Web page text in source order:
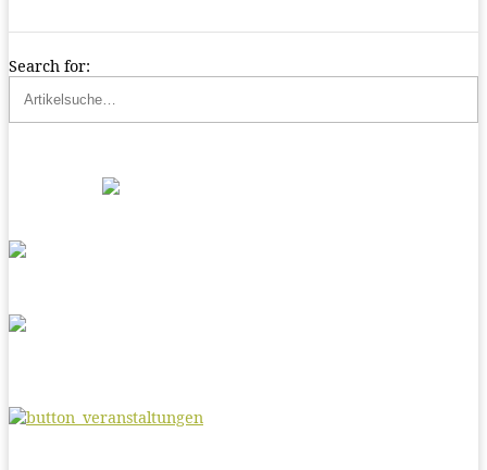
Search for: